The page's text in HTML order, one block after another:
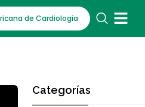
de Cardiología
Categorías